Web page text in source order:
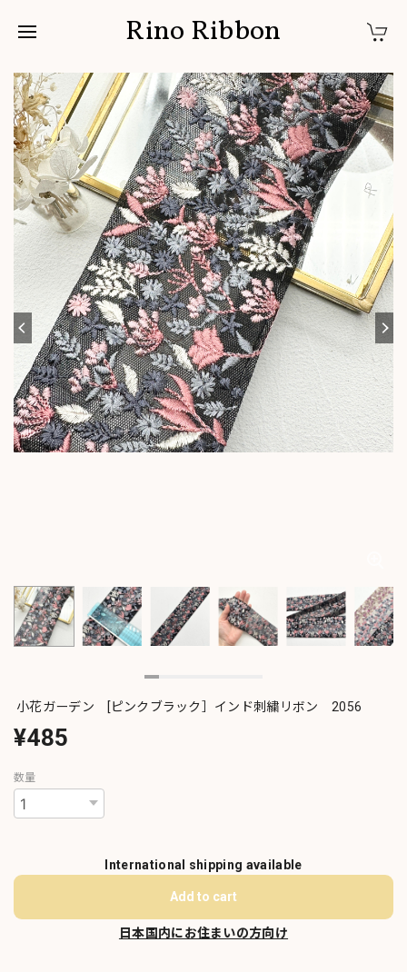
Rino Ribbon
小花ガーデン [ピンクブラック］インド刺繍リボン 2056
¥485
数量
International shipping available
Add to cart
日本国内にお住まいの方向け